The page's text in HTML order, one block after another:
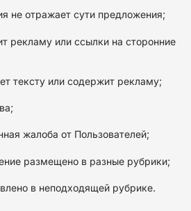
не отражает сути предложения;
рекламу или ссылки на сторонние
тексту или содержит рекламу;
жалоба от Пользователей;
размещено в разные рубрики;
в неподходящей рубрике.